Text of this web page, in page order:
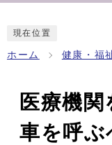
現在位置
ホーム 健康・福
医療機
車を呼ぶ